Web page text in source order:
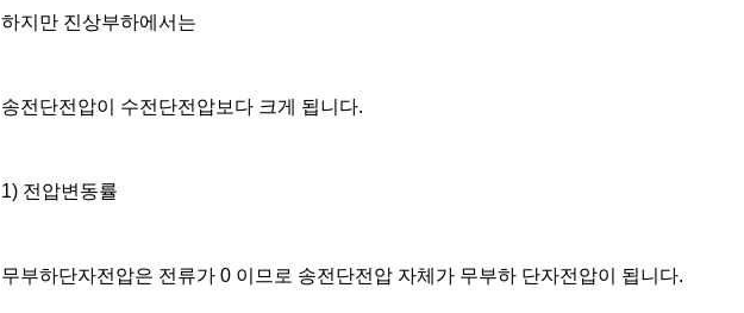
하지만 진상부하에서는
송전단전압이 수전단전압보다 크게 됩니다.
1) 전압변동률
무부하단자전압은 전류가 0 이므로 송전단전압 자체가 무부하 단자전압이 됩니다.